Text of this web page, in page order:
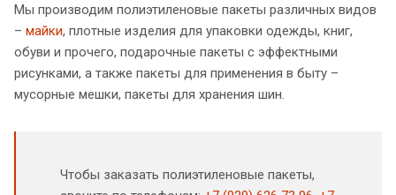
Мы производим полиэтиленовые пакеты различных видов
– майки, плотные изделия для упаковки одежды, книг,
обуви и прочего, подарочные пакеты с эффектными
рисунками, а также пакеты для применения в быту –
мусорные мешки, пакеты для хранения шин.
Чтобы заказать полиэтиленовые пакеты,